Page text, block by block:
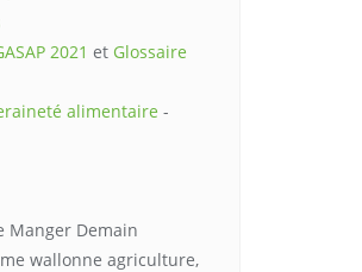
2021 et Glossaire
alimentaire -
Manger Demain
wallonne agriculture,